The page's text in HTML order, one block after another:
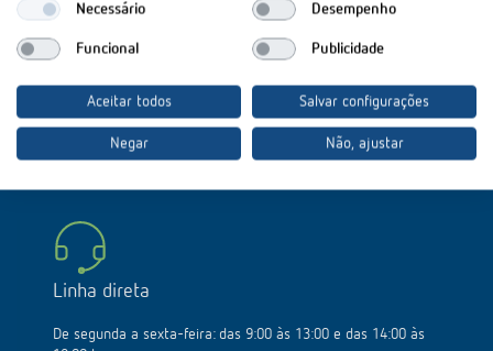
Hohenbergstraße 32
72401 Haigerloch
Tel.:+49 (0)74 74/692-0
Fax: +49 (0)74 74/692-150
info@theben.de
Linha direta
De segunda a sexta-feira: das 9:00 às 13:00 e das 14:00 às
Necessário Desempenho
Funcional Publicidade
Aceitar todos Salvar configurações
Negar Não, ajustar